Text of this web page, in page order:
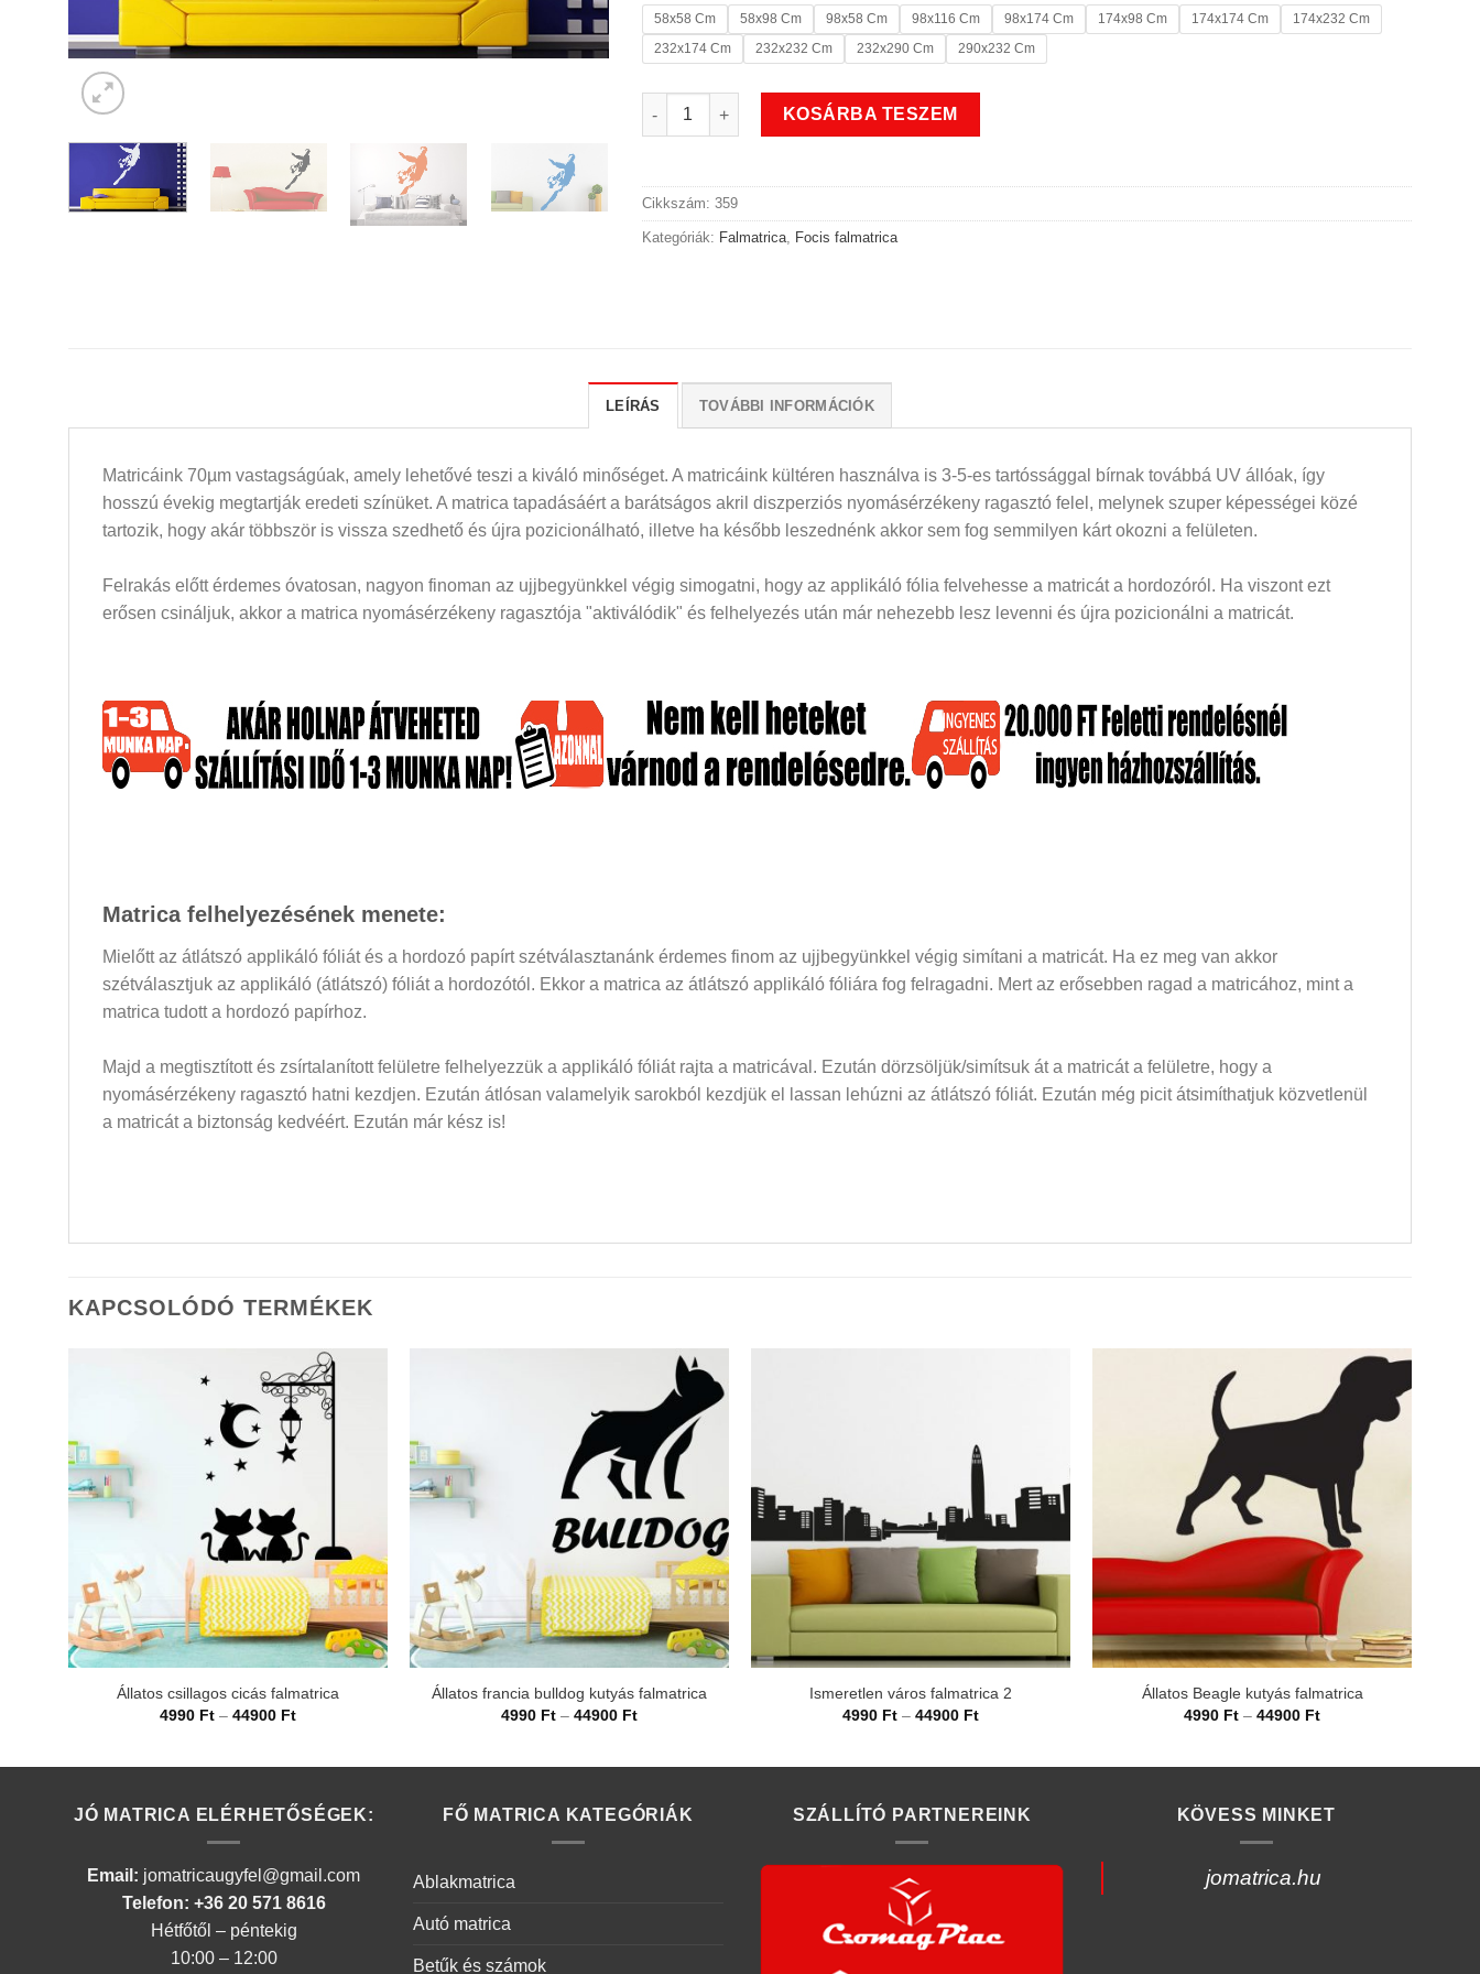
58x58 Cm 58x98 Cm 98x58 Cm 98x116 Cm 98x174 Cm 174x98 Cm 174x174 Cm
174x232 Cm
232x174 Cm
232x232 Cm 232x290 Cm 290x232 Cm
A nagy lövés focis falmatrica 2 mennyiség
KOSÁRBA TESZEM
Cikkszám: 359
Kategóriák: Falmatrica, Focis falmatrica
LEÍRÁS TOVÁBBI INFORMÁCIÓK
Matricáink 70µm vastagságúak, amely lehetővé teszi a kiváló minőséget. A matricáink kültéren használva is 3-5-es tartóssággal bírnak továbbá UV állóak, így
hosszú évekig megtartják eredeti színüket. A matrica tapadásáért a barátságos akril diszperziós nyomásérzékeny ragasztó felel, melynek szuper képességei közé
tartozik, hogy akár többször is vissza szedhető és újra pozicionálható, illetve ha később leszednénk akkor sem fog semmilyen kárt okozni a felületen.
Felrakás előtt érdemes óvatosan, nagyon finoman az ujjbegyünkkel végig simogatni, hogy az applikáló fólia felvehesse a matricát a hordozóról. Ha viszont ezt
erősen csináljuk, akkor a matrica nyomásérzékeny ragasztója "aktiválódik" és felhelyezés után már nehezebb lesz levenni és újra pozicionálni a matricát.
Matrica felhelyezésének menete:
Mielőtt az átlátszó applikáló fóliát és a hordozó papírt szétválasztanánk érdemes finom az ujjbegyünkkel végig simítani a matricát. Ha ez meg van akkor
szétválasztjuk az applikáló (átlátszó) fóliát a hordozótól. Ekkor a matrica az átlátszó applikáló fóliára fog felragadni. Mert az erősebben ragad a matricához, mint a
matrica tudott a hordozó papírhoz.
Majd a megtisztított és zsírtalanított felületre felhelyezzük a applikáló fóliát rajta a matricával. Ezután dörzsöljük/simítsuk át a matricát a felületre, hogy a
nyomásérzékeny ragasztó hatni kezdjen. Ezután átlósan valamelyik sarokból kezdjük el lassan lehúzni az átlátszó fóliát. Ezután még picit átsimíthatjuk közvetlenül
a matricát a biztonság kedvéért. Ezután már kész is!
KAPCSOLÓDÓ TERMÉKEK
Állatos csillagos cicás falmatrica
4990 Ft – 44900 FtÁrtartomány:
Állatos francia bulldog kutyás falmatrica
4990 Ft – 44900 FtÁrtartomány:
Ismeretlen város falmatrica 2
4990 Ft – 44900 FtÁrtartomány:
Állatos Beagle kutyás falmatrica
4990 Ft – 44900 FtÁrtartomány:
JÓ MATRICA ELÉRHETŐSÉGEK:
Email: jomatricaugyfel@gmail.com
Telefon: +36 20 571 8616
Hétfőtől – péntekig
10:00 – 12:00
FŐ MATRICA KATEGÓRIÁK
Ablakmatrica
Autó matrica
Betűk és számok
SZÁLLÍTÓ PARTNEREINK KÖVESS MINKET
jomatrica.hu